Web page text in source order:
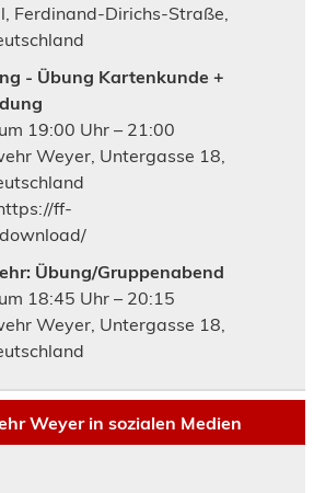
Ferdinand-Dirichs-Straße,
- Übung Kartenkunde +
19:00 Uhr – 21:00
Weyer, Untergasse 18,
ff-
Übung/Gruppenabend
18:45 Uhr – 20:15
Weyer, Untergasse 18,
Weyer in sozialen Medien